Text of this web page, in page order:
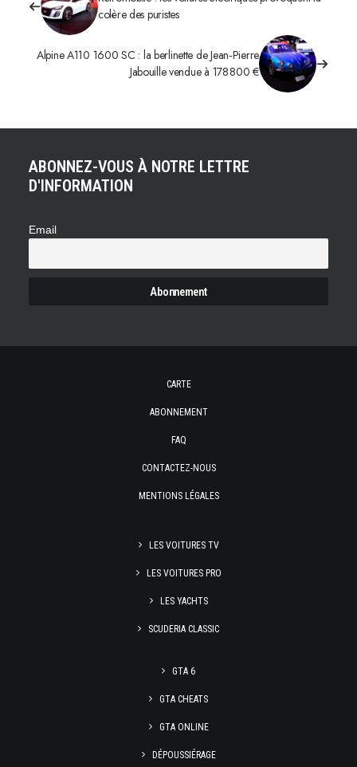
colère des puristes
Alpine A110 1600 SC : la berlinette de Jean‑Pierre
Jabouille vendue à 178 800 €
ABONNEZ-VOUS À NOTRE LETTRE
D'INFORMATION
Email
CARTE
ABONNEMENT
FAQ
CONTACTEZ-NOUS
MENTIONS LÉGALES
LES VOITURES TV
LES VOITURES PRO
LES YACHTS
SCUDERIA CLASSIC
GTA 6
GTA CHEATS
GTA ONLINE
DÉPOUSSIÉRAGE